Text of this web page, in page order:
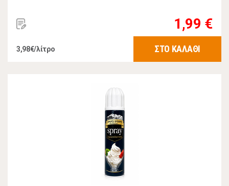
1,99 €
3,98€/λίτρο ΣΤΟ ΚΑΛΑΘΙ